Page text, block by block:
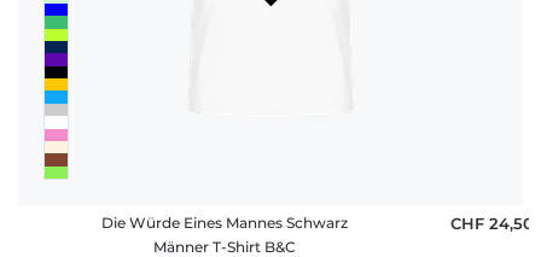
Die Würde Eines Mannes Schwarz
Männer T-Shirt B&C
CHF 24,50